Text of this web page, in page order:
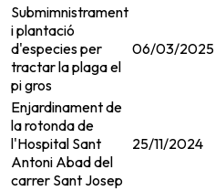
Submimnistrament
i plantació
d'especies per
tractar la plaga el
pi gros
06/03/2025
Enjardinament de
la rotonda de
l'Hospital Sant
Antoni Abad del
carrer Sant Josep
25/11/2024